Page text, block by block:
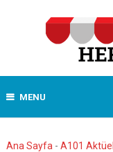
MENU
Ana Sayfa - A101 Aktüel